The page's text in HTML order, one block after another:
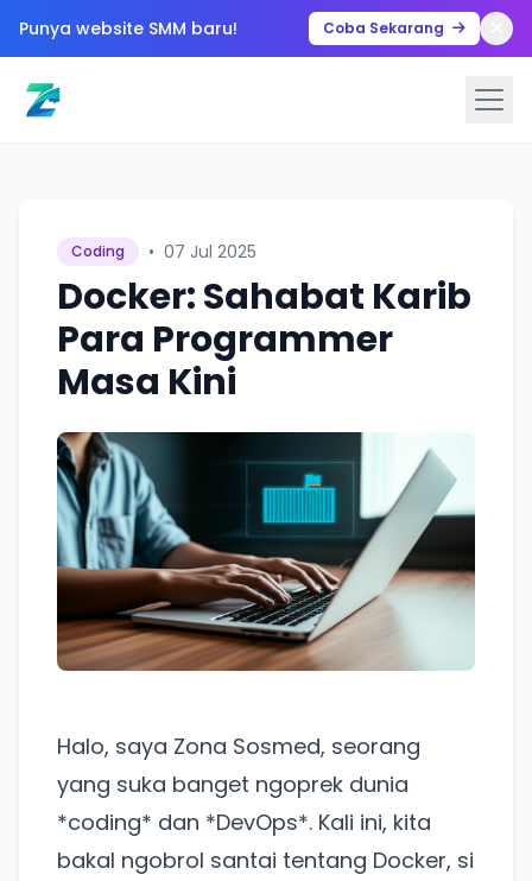
Punya website SMM baru! Coba Sekarang
Coding • 07 Jul 2025
Docker: Sahabat Karib
Para Programmer
Masa Kini
Halo, saya Zona Sosmed, seorang
yang suka banget ngoprek dunia
*coding* dan *DevOps*. Kali ini, kita
bakal ngobrol santai tentang Docker, si